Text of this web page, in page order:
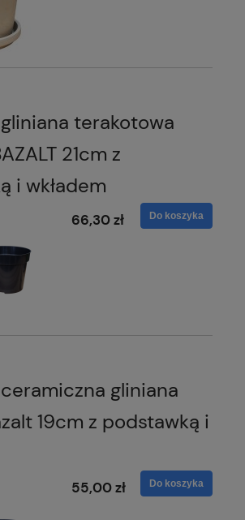
terakotowa
21cm z
i wkładem
66,30 zł Do koszyka
gliniana
19cm z podstawką i
55,00 zł Do koszyka